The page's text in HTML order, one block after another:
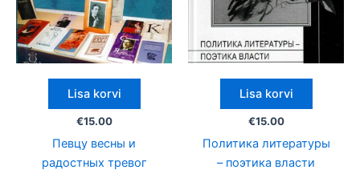
Lisa korvi
€15.00
Певцу весны и
радостных тревог
Lisa korvi
€15.00
Политика литературы
– поэтика власти